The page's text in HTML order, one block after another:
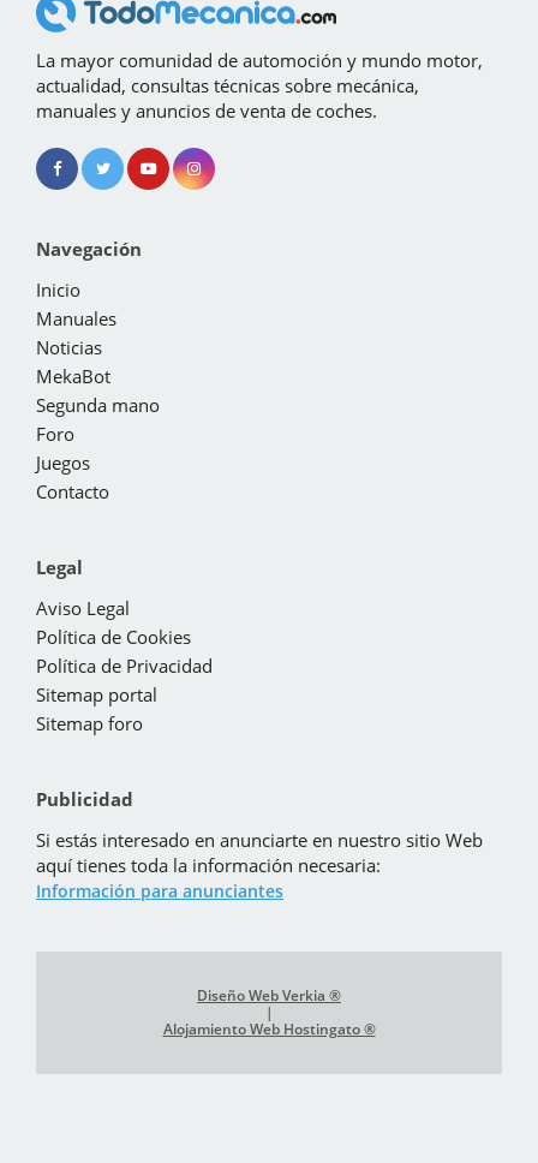
La mayor comunidad de automoción y mundo motor,
actualidad, consultas técnicas sobre mecánica,
manuales y anuncios de venta de coches.
Navegación
Inicio
Manuales
Noticias
MekaBot
Segunda mano
Foro
Juegos
Contacto
Legal
Aviso Legal
Política de Cookies
Política de Privacidad
Sitemap portal
Sitemap foro
Publicidad
Si estás interesado en anunciarte en nuestro sitio Web
aquí tienes toda la información necesaria:
Información para anunciantes
Diseño Web Verkia ®
|
Alojamiento Web Hostingato ®